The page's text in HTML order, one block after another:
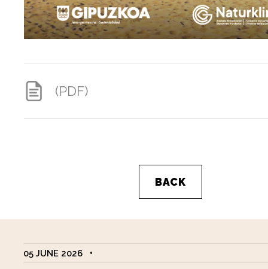
(PDF)
BACK
05 JUNE 2026 •